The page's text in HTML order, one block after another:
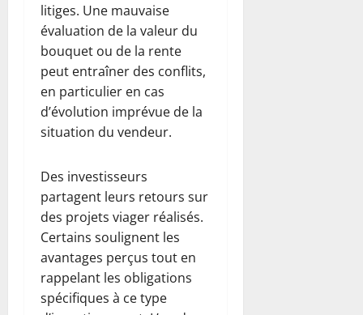
litiges. Une mauvaise
évaluation de la valeur du
bouquet ou de la rente
peut entraîner des conflits,
en particulier en cas
d’évolution imprévue de la
situation du vendeur.
Des investisseurs
partagent leurs retours sur
des projets viager réalisés.
Certains soulignent les
avantages perçus tout en
rappelant les obligations
spécifiques à ce type